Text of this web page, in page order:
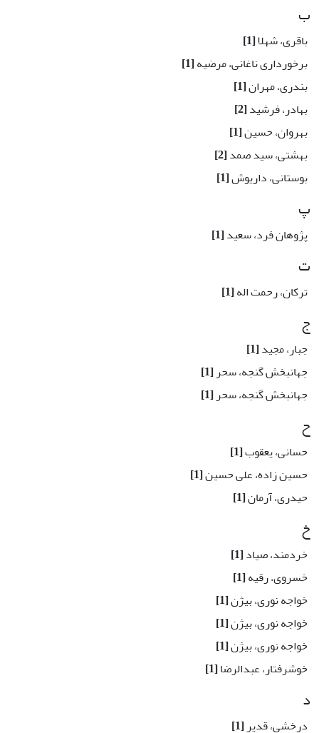
ب
باقری، شهلا[1]
برخورداری ناغانی، مرضیه[1]
بندری، مهران[1]
بهادر، فرشید[2]
بهروان، حسین[1]
بهشتی، سید صمد[2]
بوستانی، داریوش[1]
پ
پژوهان فرد، سعید[1]
ت
ترکان، رحمت اله[1]
ج
جبار، مجید[1]
جهانبخش گنجه، سحر[1]
جهانبخش گنجه، سحر[1]
ح
حسانی، یعقوب[1]
حسین زاده، علی حسین[1]
حیدری، آرمان[1]
خ
خردمند، صیاد[1]
خسروی، رقیه[1]
خواجه نوری، بیژن[1]
خواجه نوری، بیژن[1]
خواجه نوری، بیژن[1]
خوشرفتار، عبدالرضا[1]
د
درخشی، قدیر[1]